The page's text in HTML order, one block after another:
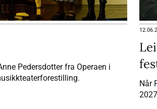
Pedersdotter fra Operaen i
Når